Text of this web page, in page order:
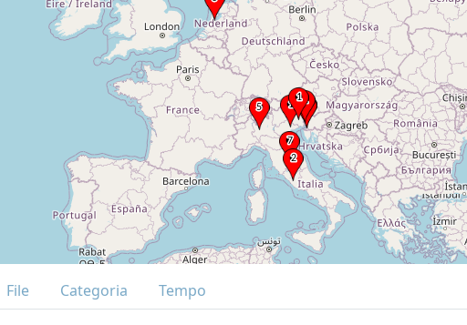
File Categoria
Tempo